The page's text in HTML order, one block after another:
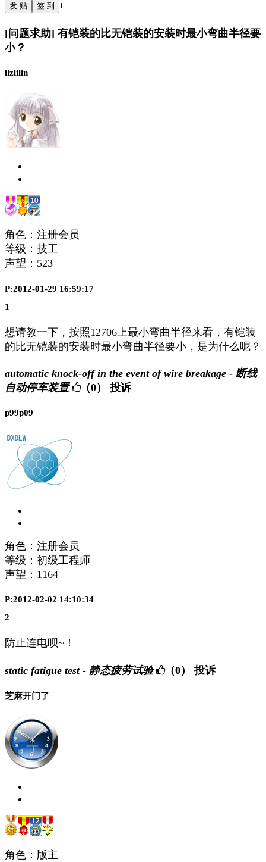
发 贴 签 到 1
[问题求助] 有铠装的比无铠装的安装时最小弯曲半径要
小？
llzlilin
角色：注册会员
等级：技工
声望： 523
P:2012-01-29 16:59:17
1
想请教一下，按照12706上最小弯曲半径来看，有铠装
的比无铠装的安装时最小弯曲半径要小，是为什么呢？
automatic knock-off in the event of wire breakage - 断线
自动停车装置
（0） 投诉
p99p09
角色：注册会员
等级：初级工程师
声望： 1164
P:2012-02-02 14:10:34
2
防止连电呗~！
static fatigue test - 静态疲劳试验 （0） 投诉
芝麻开门了
角色：版主